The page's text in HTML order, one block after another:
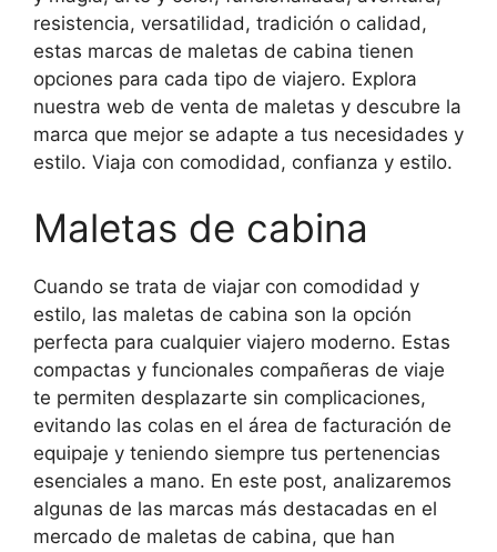
resistencia, versatilidad, tradición o calidad,
estas marcas de maletas de cabina tienen
opciones para cada tipo de viajero. Explora
nuestra web de venta de maletas y descubre la
marca que mejor se adapte a tus necesidades y
estilo. Viaja con comodidad, confianza y estilo.
Maletas de cabina
Cuando se trata de viajar con comodidad y
estilo, las maletas de cabina son la opción
perfecta para cualquier viajero moderno. Estas
compactas y funcionales compañeras de viaje
te permiten desplazarte sin complicaciones,
evitando las colas en el área de facturación de
equipaje y teniendo siempre tus pertenencias
esenciales a mano. En este post, analizaremos
algunas de las marcas más destacadas en el
mercado de maletas de cabina, que han